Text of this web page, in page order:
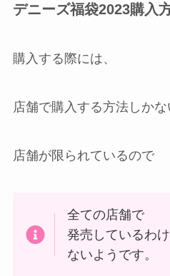
デニーズ福袋2023購入
購入する際には、
店舗で購入する方法しかな
店舗が限られているので
全ての店舗で
発売しているわ
ないようです。